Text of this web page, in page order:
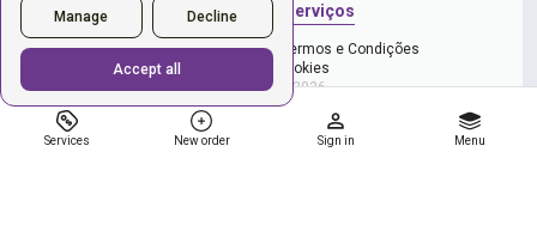
Manage Decline
Accept all
Services New order Sign in Menu
Novo pedido
Serviços
e Política de Privacidade
Termos e Condições
Gerenciar cookies
Copyright © 2026